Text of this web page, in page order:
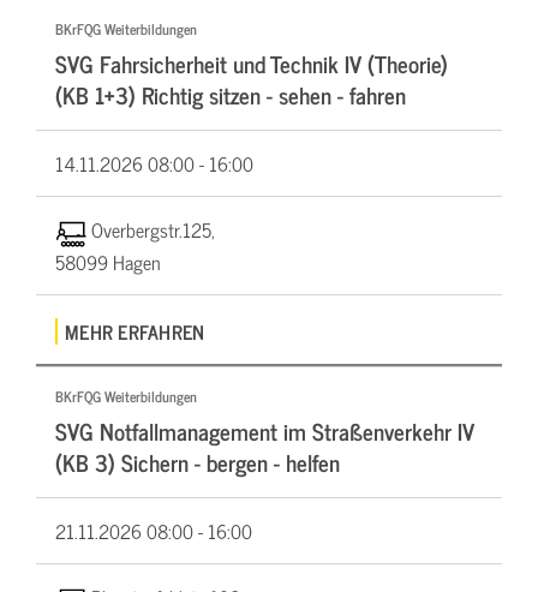
BKrFQG Weiterbildungen
SVG Fahrsicherheit und Technik IV (Theorie)
(KB 1+3) Richtig sitzen - sehen - fahren
14.11.202608:00 - 16:00
Overbergstr.125,
58099 Hagen
MEHR ERFAHREN
BKrFQG Weiterbildungen
SVG Notfallmanagement im Straßenverkehr IV
(KB 3) Sichern - bergen - helfen
21.11.202608:00 - 16:00